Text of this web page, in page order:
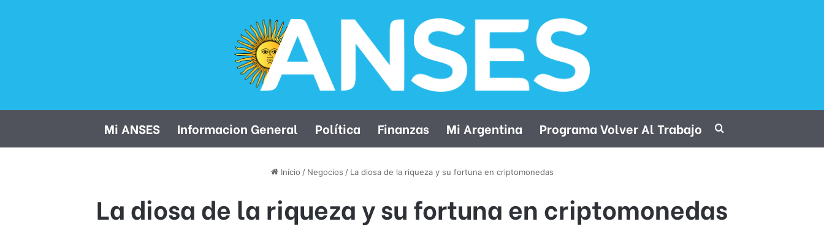
Mi ANSES Informacion General Política Finanzas Mi Argentina Programa Volver Al Trabajo
Início / Negocios / La diosa de la riqueza y su fortuna en criptomonedas
La diosa de la riqueza y su fortuna en criptomonedas